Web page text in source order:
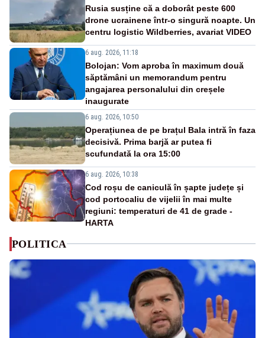
Rusia susține că a doborât peste 600
drone ucrainene într-o singură noapte. Un
centru logistic Wildberries, avariat VIDEO
6 aug. 2026, 11:18
Bolojan: Vom aproba în maximum două
săptămâni un memorandum pentru
angajarea personalului din creșele
inaugurate
6 aug. 2026, 10:50
Operațiunea de pe brațul Bala intră în faza
decisivă. Prima barjă ar putea fi
scufundată la ora 15:00
6 aug. 2026, 10:38
Cod roșu de caniculă în șapte județe și
cod portocaliu de vijelii în mai multe
regiuni: temperaturi de 41 de grade -
HARTA
POLITICA